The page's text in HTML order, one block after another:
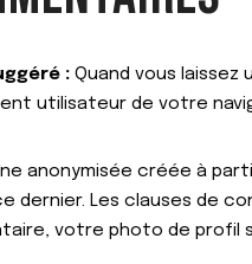
: Quand vous
utilisateur de votre
anonymisée créée à
dernier. Les clauses de
votre photo de profil